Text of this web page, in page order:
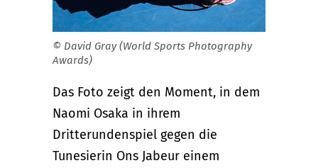
© David Gray (World Sports Photography
Awards)
Das Foto zeigt den Moment, in dem
Naomi Osaka in ihrem
Dritterundenspiel gegen die
Tunesierin Ons Jabeur einem